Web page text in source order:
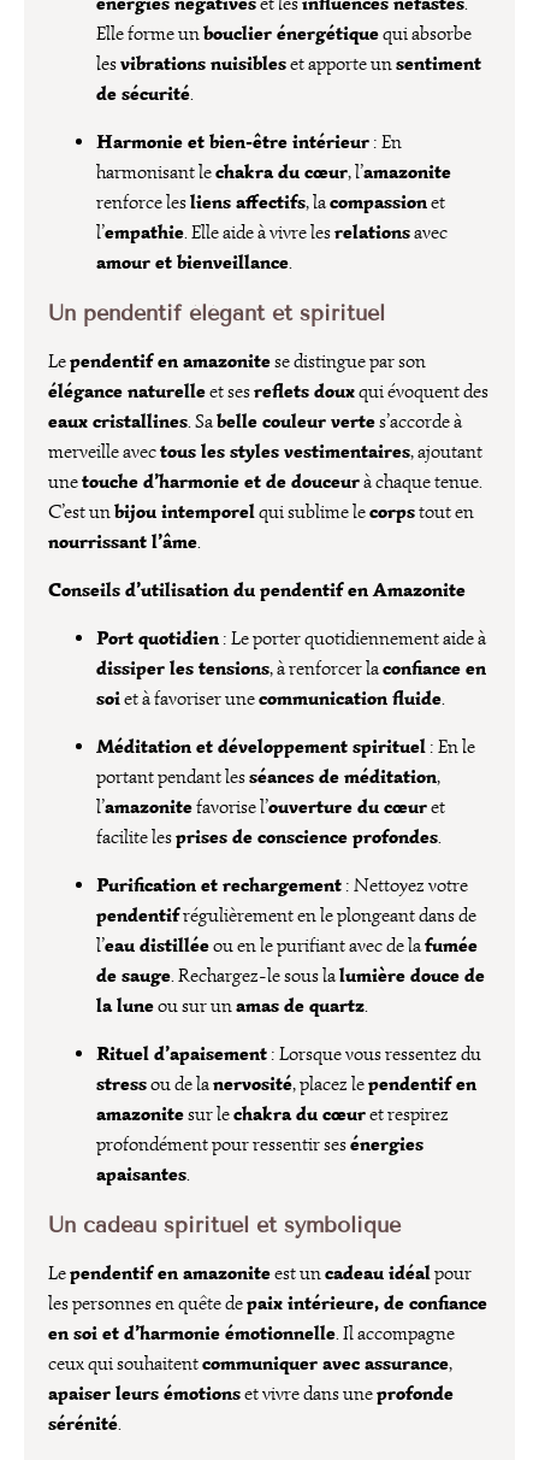
Elle forme unbouclier énergétiquequi absorbe
lesvibrations nuisibleset apporte unsentiment
de sécurité.
Harmonie et bien-être intérieur : En
harmonisant lechakra du cœur, l’amazonite
renforce lesliens affectifs, lacompassionet
l’empathie. Elle aide à vivre lesrelationsavec
amour et bienveillance.
Un pendentif élégant et spirituel
Lependentif en amazonitese distingue par son
élégance naturelleet sesreflets douxqui évoquent des
eaux cristallines. Sabelle couleur vertes’accorde à
merveille avectous les styles vestimentaires, ajoutant
unetouche d’harmonie et de douceurà chaque tenue.
C’est unbijou intemporelqui sublime lecorpstout en
nourrissant l’âme.
Conseils d’utilisation du pendentif en Amazonite
Port quotidien : Le porter quotidiennement aide à
dissiper les tensions, à renforcer laconfiance en
soiet à favoriser unecommunication fluide.
Méditation et développement spirituel : En le
portant pendant lesséances de méditation,
l’amazonitefavorise l’ouverture du cœuret
facilite lesprises de conscience profondes.
Purification et rechargement : Nettoyez votre
pendentifrégulièrement en le plongeant dans de
l’eau distilléeou en le purifiant avec de lafumée
de sauge. Rechargez-le sous lalumière douce de
la luneou sur unamas de quartz.
Rituel d’apaisement : Lorsque vous ressentez du
stressou de lanervosité, placez lependentif en
amazonitesur lechakra du cœuret respirez
profondément pour ressentir sesénergies
apaisantes.
Un cadeau spirituel et symbolique
Lependentif en amazoniteest uncadeau idéalpour
les personnes en quête depaix intérieure, de confiance
en soi et d’harmonie émotionnelle. Il accompagne
ceux qui souhaitentcommuniquer avec assurance,
apaiser leurs émotionset vivre dans uneprofonde
sérénité.